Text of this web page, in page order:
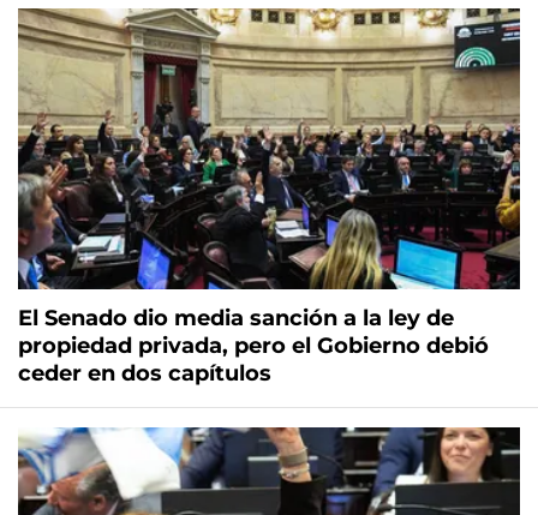
El Senado dio media sanción a la ley de
propiedad privada, pero el Gobierno debió
ceder en dos capítulos